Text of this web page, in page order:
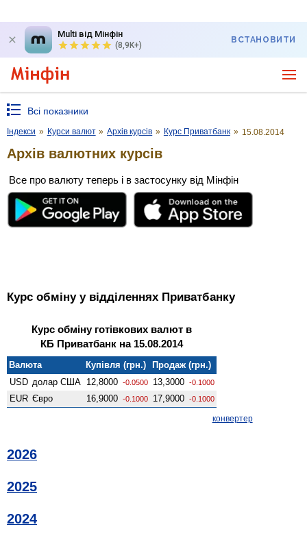
Multi від Мінфін
(8,9K+)
ВСТАНОВИТИ
Всі показники
Індекси » Курси валют » Архів курсів » Курс Приватбанк » 15.08.2014
Архів валютних курсів
Все про валюту теперь і в застосунку від Мінфін
Курс обміну у відділеннях Приватбанку
Курс обміну готівкових валют в
КБ Приватбанк на 15.08.2014
Валюта Купівля (грн.)
Продаж (грн.)
USD долар США 12,8000 -0.0500 13,3000 -0.1000
EUR Євро 16,9000 -0.1000 17,9000 -0.1000
конвертер
2026
2025
2024